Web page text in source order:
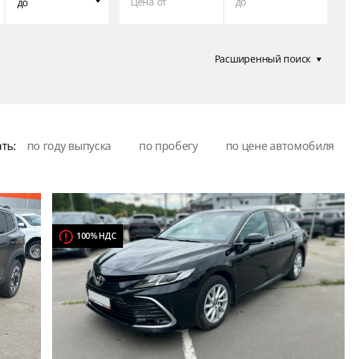
Расширенный поиск
по году выпуска по пробегу по цене автомобиля
100% НДС